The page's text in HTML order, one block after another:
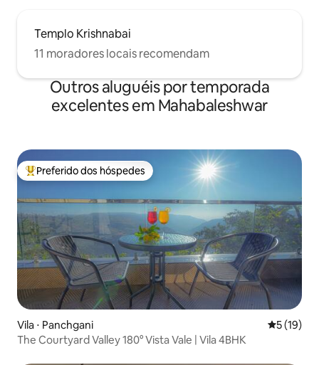
Templo Krishnabai
11 moradores locais recomendam
Outros aluguéis por temporada
excelentes em Mahabaleshwar
Entre os melhores preferidos dos hóspedes
Preferido dos hóspedes
Vila ⋅ Panchgani 5 de uma
5 (19)
The Courtyard Valley 180° Vista Vale | Vila 4BHK